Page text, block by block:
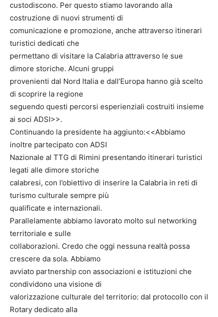
custodiscono. Per questo stiamo lavorando alla
costruzione di nuovi strumenti di
comunicazione e promozione, anche attraverso itinerari
turistici dedicati che
permettano di visitare la Calabria attraverso le sue
dimore storiche. Alcuni gruppi
provenienti dal Nord Italia e dall’Europa hanno già scelto
di scoprire la regione
seguendo questi percorsi esperienziali costruiti insieme
ai soci ADSI>>.
Continuando la presidente ha aggiunto:<<Abbiamo
inoltre partecipato con ADSI
Nazionale al TTG di Rimini presentando itinerari turistici
legati alle dimore storiche
calabresi, con l’obiettivo di inserire la Calabria in reti di
turismo culturale sempre più
qualificate e internazionali.
Parallelamente abbiamo lavorato molto sul networking
territoriale e sulle
collaborazioni. Credo che oggi nessuna realtà possa
crescere da sola. Abbiamo
avviato partnership con associazioni e istituzioni che
condividono una visione di
valorizzazione culturale del territorio: dal protocollo con il
Rotary dedicato alla